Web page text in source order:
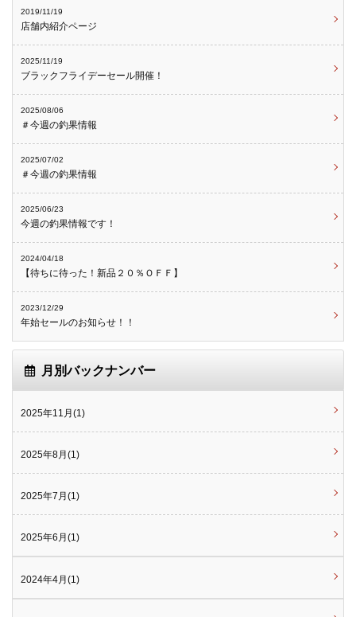
2019/11/19
店舗内紹介ページ
2025/11/19
ブラックフライデーセール開催！
2025/08/06
＃今週の釣果情報
2025/07/02
＃今週の釣果情報
2025/06/23
今週の釣果情報です！
2024/04/18
【待ちに待った！新品２０％ＯＦＦ】
2023/12/29
年始セールのお知らせ！！
月別バックナンバー
2025年11月(1)
2025年8月(1)
2025年7月(1)
2025年6月(1)
2024年4月(1)